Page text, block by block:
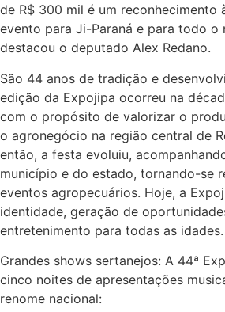
de R$ 300 mil é um reconhecimento
evento para Ji-Paraná e para todo o
destacou o deputado Alex Redano.
São 44 anos de tradição e
edição da Expojipa ocorreu na
com o propósito de valorizar o
o agronegócio na região central de
então, a festa evoluiu,
município e do estado, tornando-se
eventos agropecuários. Hoje, a
identidade, geração de
entretenimento para todas as idades.
Grandes shows sertanejos: A 44ª
cinco noites de apresentações
renome nacional: